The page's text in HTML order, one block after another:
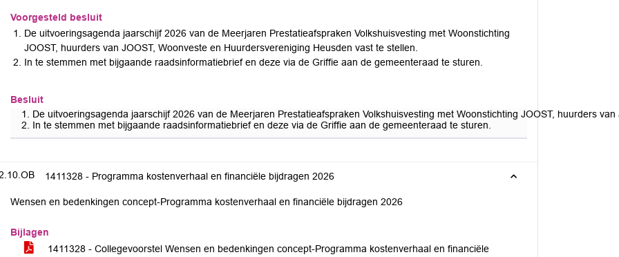
Voorgesteld besluit
De uitvoeringsagenda jaarschijf 2026 van de Meerjaren Prestatieafspraken Volkshuisvesting met Woonstichting
JOOST, huurders van JOOST, Woonveste en Huurdersvereniging Heusden vast te stellen.
In te stemmen met bijgaande raadsinformatiebrief en deze via de Griffie aan de gemeenteraad te sturen.
Besluit
De uitvoeringsagenda jaarschijf 2026 van de Meerjaren Prestatieafspraken Volkshuisvesting met Woonstichting JOOST, huurders
In te stemmen met bijgaande raadsinformatiebrief en deze via de Griffie aan de gemeenteraad te sturen.
1411328 - Programma kostenverhaal en financiële bijdragen 2026
Wensen en bedenkingen concept-Programma kostenverhaal en financiële bijdragen 2026
Bijlagen
1411328 - Collegevoorstel Wensen en bedenkingen concept-Programma kostenverhaal en financiële